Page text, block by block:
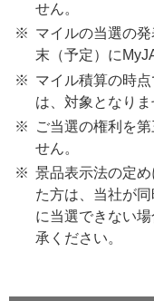
せん。
マイルの当選の
末（予定）に
マイル積算の時
は、対象となりま
ご当選の権利を
せん。
景品表示法の定
た方は、当社が
に当選できない
承ください。